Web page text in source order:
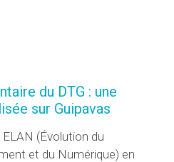
du DTG : une
sur Guipavas
(Évolution du
et du Numérique) en